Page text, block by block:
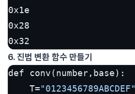
0x1e
0x28
0x32
6. 진법 변환 함수 만들기
def conv(number,base):
	T=
"0123456789ABCDEF"